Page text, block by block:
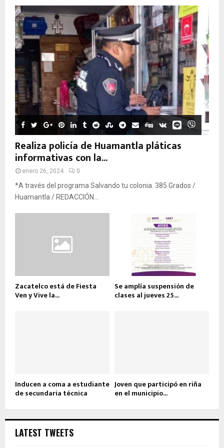
Realiza policía de Huamantla pláticas
informativas con la...
enero 26, 2024 0
*A través del programa Salvando tu colonia. 385 Grados /
Huamantla / REDACCIÓN...
Zacatelco está de Fiesta
Ven y Vive la...
Se amplía suspensión de
clases al jueves 25...
Inducen a coma a estudiante
de secundaria técnica
Joven que participó en riña
en el municipio...
LATEST TWEETS